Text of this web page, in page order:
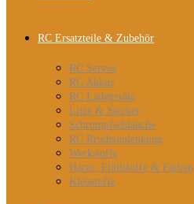
RC Ersatzteile & Zubehör
RC Servos
RC Akkus
RC Ladegeräte
Litze & Stecker
Schrumpfschläuche
RC Rruderanlenkung
Werkstoffe
Harze, Flüllstoffe & Farben
Klebstoffe